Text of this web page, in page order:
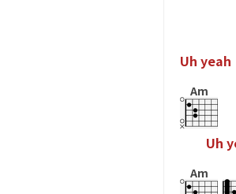
Uh yeah
Am
Uh y
Am